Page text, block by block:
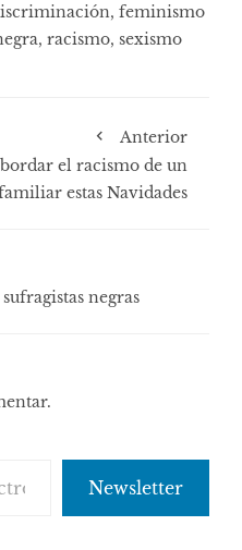
, feminismo
, racismo, sexismo
Anterior
el racismo de un
estas Navidades
negras
Newsletter